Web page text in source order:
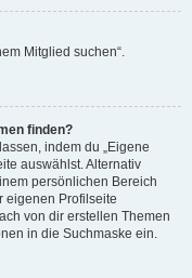
Mitglied suchen“.
finden?
indem du „Eigene
auswählst. Alternativ
persönlichen Bereich
eigenen Profilseite
von dir erstellen Themen
in die Suchmaske ein.